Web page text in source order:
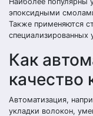
эпоксидными
Также применяются
специализированных
Как
качество
Автоматизация,
укладки волокон,